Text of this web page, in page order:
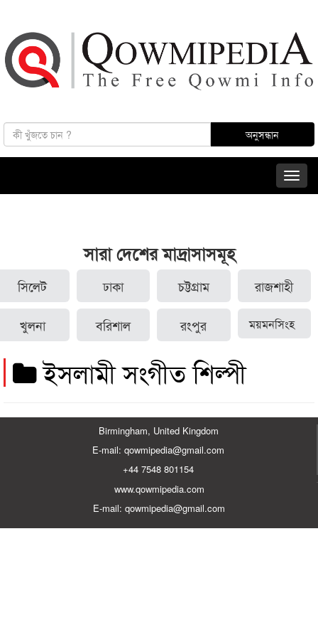
সারা দেশের মাদ্রাসাসমূহ
সিলেট ঢাকা চট্টগ্রাম রাজশাহী
খুলনা বরিশাল রংপুর ময়মনসিংহ
ইসলামী সংগীত শিল্পী
Birmingham, United Kingdom
E-mail: qowmipedia@gmail.com
+44 7548 801154
www.qowmipedia.com
E-mail: qowmipedia@gmail.com